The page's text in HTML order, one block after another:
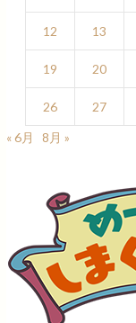
12 13
19 20
26 27
« 6月
8月 »